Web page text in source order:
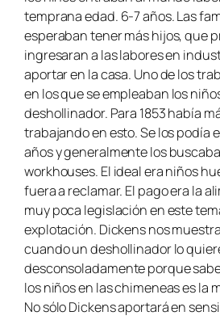
temprana edad. 6-7 años. Las
esperaban tener más hijos, que
ingresaran a las labores en
aportar en la casa. Uno de los
en los que se empleaban los
deshollinador. Para 1853 había
trabajando en esto. Se los podía
años y generalmente los
workhouses. El ideal era niños
fuera a reclamar. El pago era la
muy poca legislación en este
explotación. Dickens nos
cuando un deshollinador lo
desconsoladamente porque
los niños en las chimeneas es la
No sólo Dickens aportará en